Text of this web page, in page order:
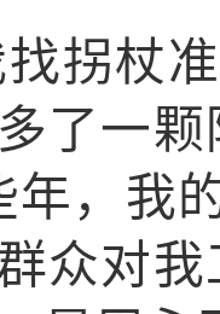
杖准
了一
年，我
众对